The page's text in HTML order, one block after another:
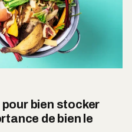
bien stocker
de bien le